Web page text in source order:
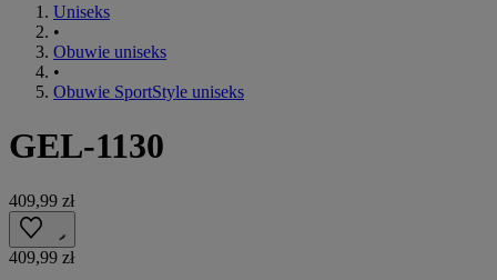
Uniseks
•
Obuwie uniseks
•
Obuwie SportStyle uniseks
GEL-1130
409,99 zł
409,99 zł